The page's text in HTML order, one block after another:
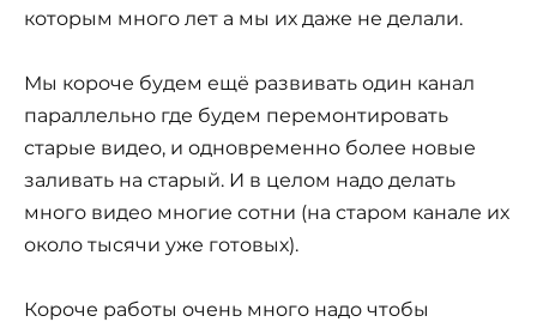
которым много лет а мы их даже не делали.
Мы короче будем ещё развивать один канал
параллельно где будем перемонтировать
старые видео, и одновременно более новые
заливать на старый. И в целом надо делать
много видео многие сотни (на старом канале их
около тысячи уже готовых).
Короче работы очень много надо чтобы